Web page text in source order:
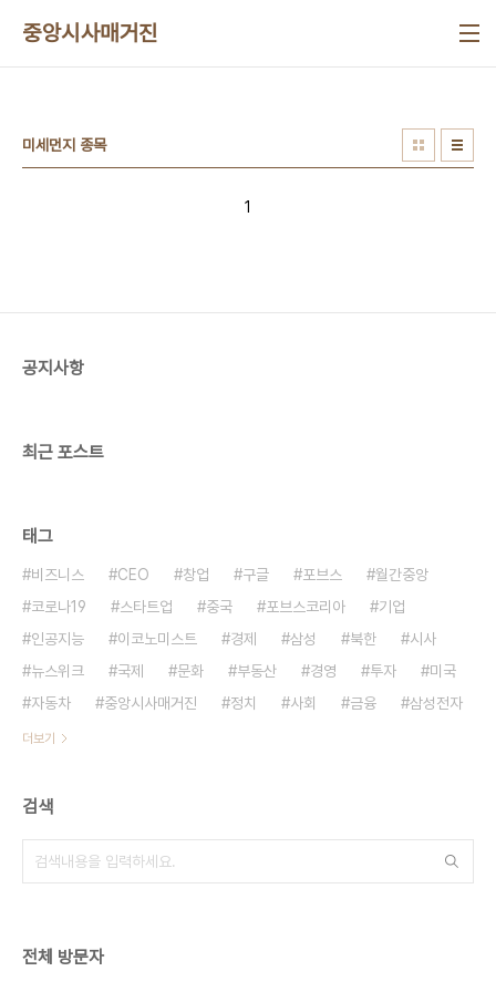
중앙시사매거진
미세먼지 종목
1
공지사항
최근 포스트
태그
비즈니스 CEO 창업 구글 포브스
월간중앙
코로나19
스타트업 중국 포브스코리아
기업
인공지능
이코노미스트 경제 삼성 북한
시사
뉴스위크
국제 문화 부동산 경영 투자
미국
자동차
중앙시사매거진 정치 사회 금융 삼성전자
더보기
검색
전체 방문자